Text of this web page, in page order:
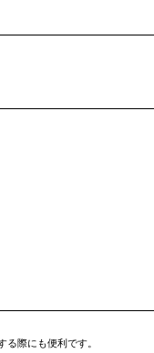
際にも便利です。